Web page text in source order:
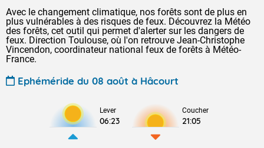
Avec le changement climatique, nos forêts sont de plus en
plus vulnérables à des risques de feux. Découvrez la Météo
des forêts, cet outil qui permet d'alerter sur les dangers de
feux. Direction Toulouse, où l'on retrouve Jean-Christophe
Vincendon, coordinateur national feux de forêts à Météo-
France.
Ephéméride du 08 août à Hâcourt
Lever
06:23
Coucher
21:05